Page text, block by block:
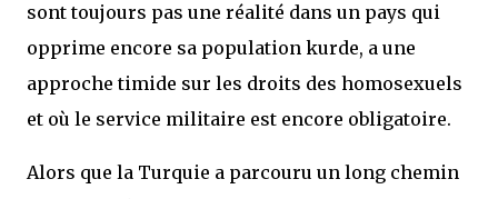
sont toujours pas une réalité dans un pays qui
opprime encore sa population kurde, a une
approche timide sur les droits des homosexuels
et où le service militaire est encore obligatoire.
Alors que la Turquie a parcouru un long chemin